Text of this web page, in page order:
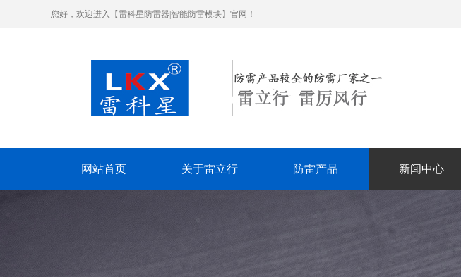
您好，欢迎进入【雷科星防雷器|智能防雷模块】官网！
网站首页 关于雷立行 防雷产品 新闻中心